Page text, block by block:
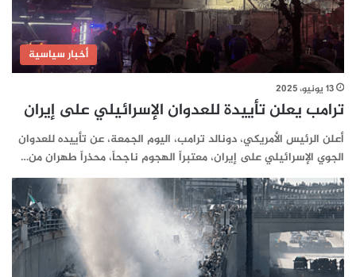
أخبار سياسية
13 يونيو، 2025
ترامب يعلن تأييدة للعدوان الإسرائيلي على إيران
أعلن الرئيس الأمريكي، دونالد ترامب، اليوم الجمعة، عن تأييده للعدوان
الجوي الإسرائيلي على إيران، معتبراً الهجوم ناجحاً، محذراً طهران من…